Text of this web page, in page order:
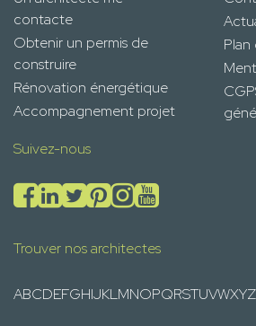
contacte
Obtenir un permis de
construire
Rénovation énergétique
Accompagnement projet
Plan
Suivez-nous
Trouver nos architectes
ABCDEFGHIJKLMNOPQRSTUVWXYZ